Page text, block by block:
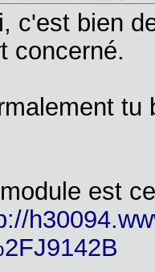
c'est bien
concerné.
tu
est